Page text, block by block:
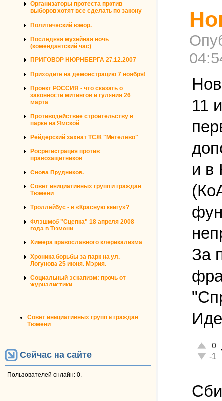
Организаторы протеста против
выборов хотят все сделать по закону
Политический юмор.
Последняя музейная ночь
(комендантский час)
ПРИГОВОР НЮРНБЕРГА 27.12.2007
Приходите на демонстрацию 7 ноября!
Проект РОССИЯ - что сказать о
законности митингов и гуляния 26
марта
Противодействие строительству в
парке на Ямской
Рейдерский захват ТСЖ "Метелево"
Росрегистрация против
правозащитников
Снова Прудников.
Совет инициативных групп и граждан
Тюмени
Троллейбус - в «Красную книгу»?
Флэшмоб "Сцепка" 18 апреля 2008
года в Тюмени
Химера православного клерикализма
Хроника борьбы за парк на ул.
Логунова 25 июня. Мэрия.
Социальный эскапизм: прочь от
журналистики
Совет инициативных групп и граждан
Тюмени
Сейчас на сайте
Пользователей онлайн: 0.
11
и в
За
0
-1